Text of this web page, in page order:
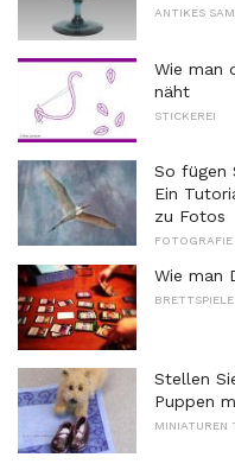
ANTIKES
Wie man
näht
STICKEREI
So fügen
Ein
zu Fotos
FOTOGRAFIE
Wie man
BRETTSPIELE
Stellen
Puppen
MINIATUREN